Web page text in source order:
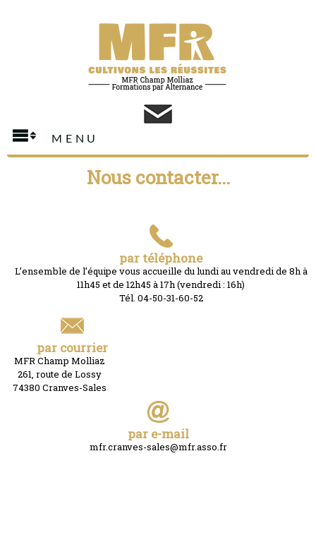
MENU
Qui sommes-nous ?
S.O.S Patrons
Taxe d'Apprentissage
Nous contacter...
par téléphone
L’ensemble de l’équipe vous accueille du lundi au vendredi de 8h à
11h45 et de 12h45 à 17h (vendredi : 16h)
Tél. 04-50-31-60-52
par courrier
MFR Champ Molliaz
261, route de Lossy
74380 Cranves-Sales
par e-mail
mfr.cranves-sales@mfr.asso.fr